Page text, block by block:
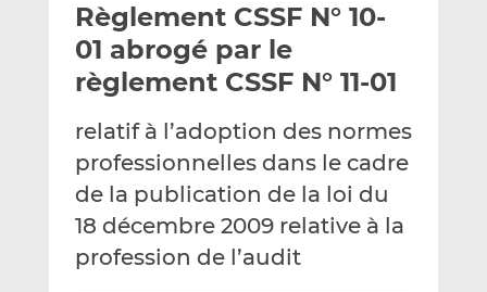
y
e
r
p
r
e
m
a
i
l
a
g
e
r
u
r
L
i
n
k
a
g
e
r
u
r
F
a
c
e
Règlement CSSF N° 10-
01 abrogé par le
règlement CSSF N° 11-01
relatif à l’adoption des normes
professionnelles dans le cadre
de la publication de la loi du
18 décembre 2009 relative à la
profession de l’audit